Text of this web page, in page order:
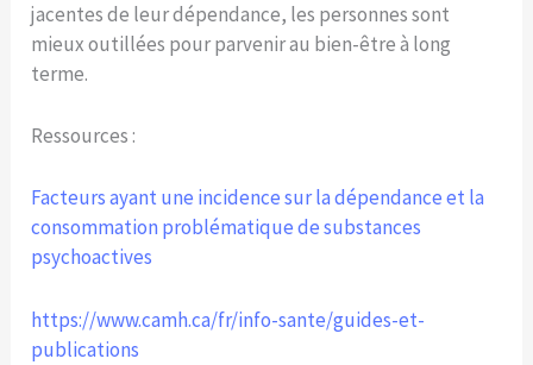
jacentes de leur dépendance, les personnes sont
mieux outillées pour parvenir au bien-être à long
terme.
Ressources :
Facteurs ayant une incidence sur la dépendance et la
consommation problématique de substances
psychoactives
https://www.camh.ca/fr/info-sante/guides-et-
publications